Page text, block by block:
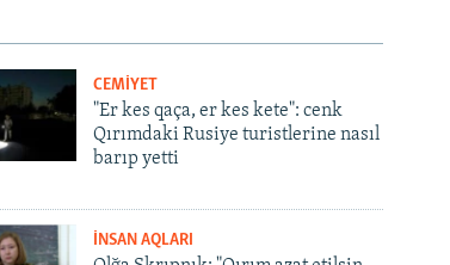
CEMİYET
"Er kes qaça, er kes kete": cenk
Qırımdaki Rusiye turistlerine nasıl
barıp yetti
İNSAN AQLARI